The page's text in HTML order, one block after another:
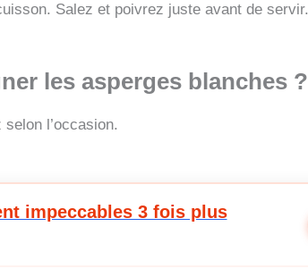
Salez et poivrez juste avant de servir.
les asperges blanches ?
l’occasion.
impeccables 3 fois plus